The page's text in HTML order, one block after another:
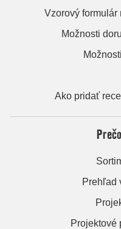
Vzorový
Možnosti
Ako pridať
Prehľad
Projektové